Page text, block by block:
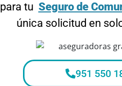
para tu Seguro de
única solicitud en
951 550